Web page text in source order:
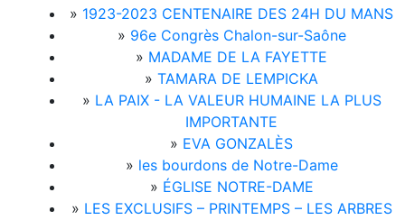
» 1923-2023 CENTENAIRE DES 24H DU MANS
» 96e Congrès Chalon-sur-Saône
» MADAME DE LA FAYETTE
» TAMARA DE LEMPICKA
» LA PAIX - LA VALEUR HUMAINE LA PLUS
IMPORTANTE
» EVA GONZALÈS
» les bourdons de Notre-Dame
» ÉGLISE NOTRE-DAME
» LES EXCLUSIFS – PRINTEMPS – LES ARBRES